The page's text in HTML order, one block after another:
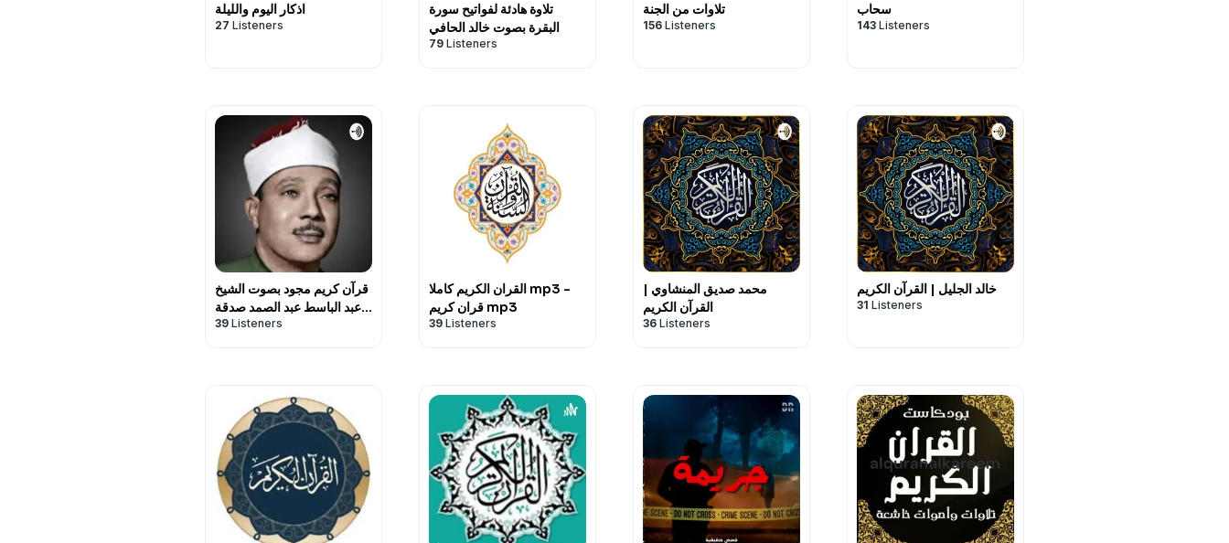
اذكار اليوم والليلة
27 Listeners
تلاوة هادئة لفواتيح سورة
البقرة بصوت خالد الحافي
79 Listeners
تلاوات من الجنة
156 Listeners
سحاب
143 Listeners
قرآن كريم مجود بصوت الشيخ
عبد الباسط عبد الصمد صدقة
جارية
39 Listeners
القران الكريم كاملا mp3 -
قران كريم mp3
39 Listeners
محمد صديق المنشاوي |
القرآن الكريم
36 Listeners
خالد الجليل | القرآن الكريم
31 Listeners